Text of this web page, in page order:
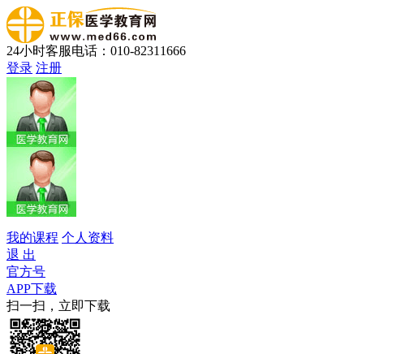
24小时客服电话：010-82311666
登录 注册
我的课程 个人资料
退 出
官方号
APP下载
扫一扫，立即下载